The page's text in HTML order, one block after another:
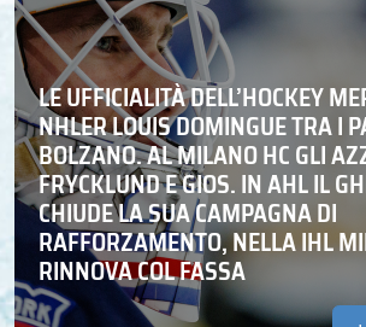
LE UFFICIALITÀ DELL’HOCKEY
NHLER LOUIS DOMINGUE TRA I
BOLZANO. AL MILANO HC GLI
FRYCKLUND E GIOS. IN AHL IL
CHIUDE LA SUA CAMPAGNA DI
RAFFORZAMENTO, NELLA IHL
RINNOVA COL FASSA